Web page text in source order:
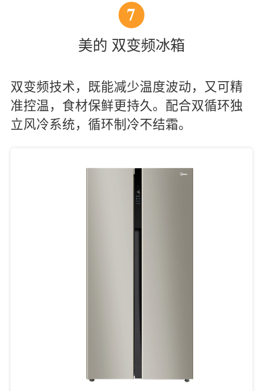
7
美的 双变频冰箱
双变频技术，既能减少温度波动，又可精
准控温，食材保鲜更持久。配合双循环独
立风冷系统，循环制冷不结霜。